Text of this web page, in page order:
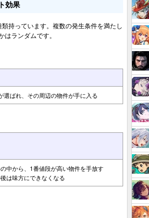
効果
類持っています。複数の発生条件を満たし
ランダムです。
選ばれ、その周辺の物件が手に入る
中から、1番値段が高い物件を手放す
は味方にできなくなる